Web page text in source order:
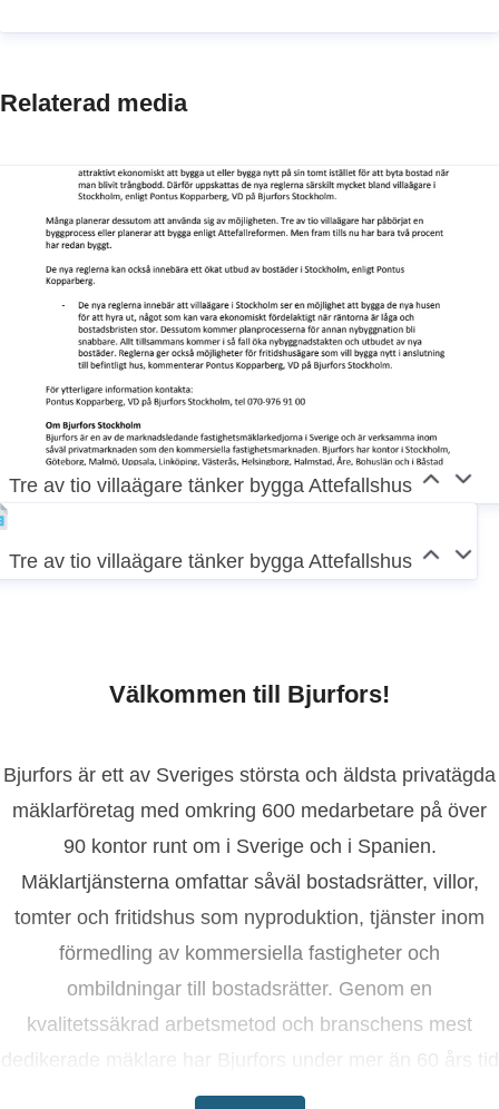
Relaterad media
Tre av tio villaägare tänker bygga Attefallshus
Tre av tio villaägare tänker bygga Attefallshus
Välkommen till Bjurfors!
Bjurfors är ett av Sveriges största och äldsta privatägda
mäklarföretag med omkring 600 medarbetare på över
90 kontor runt om i Sverige och i Spanien.
Mäklartjänsterna omfattar såväl bostadsrätter, villor,
tomter och fritidshus som nyproduktion, tjänster inom
förmedling av kommersiella fastigheter och
ombildningar till bostadsrätter. Genom en
kvalitetssäkrad arbetsmetod och branschens mest
dedikerade mäklare har Bjurfors under mer än 60 års tid
tagit kunderna till lyckade bostadsaffärer.